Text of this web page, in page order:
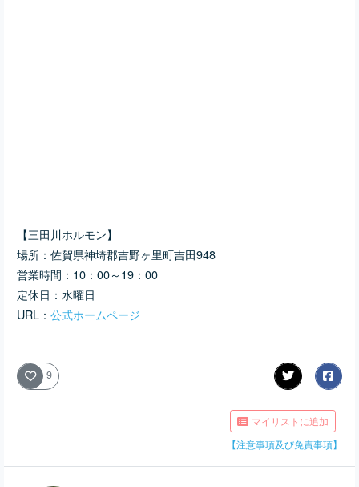
【三田川ホルモン】
場所：佐賀県神埼郡吉野ヶ里町吉田948
営業時間：10：00～19：00
定休日：水曜日
URL： 公式ホームページ
9
マイリストに追加
【注意事項及び免責事項】